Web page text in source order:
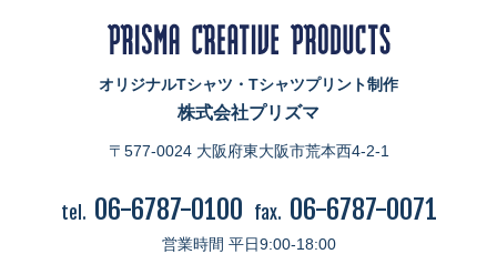
オリジナルTシャツ・Tシャツプリント制作
株式会社プリズマ
〒577-0024 大阪府東大阪市荒本西4-2-1
tel. 06-6787-0100 fax. 06-6787-0071
営業時間 平日9:00-18:00